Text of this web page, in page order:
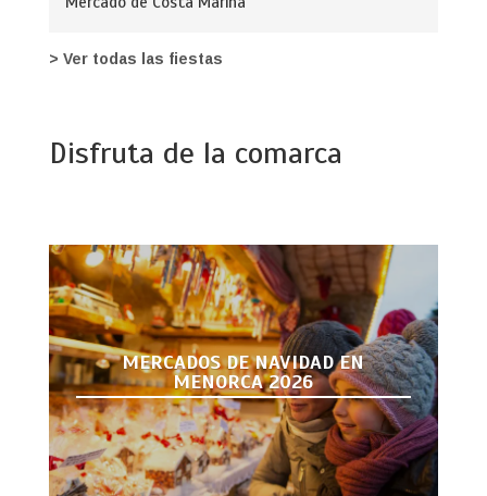
> Ver todas las fiestas
Disfruta de la comarca
MERCADOS DE NAVIDAD EN
MENORCA 2026